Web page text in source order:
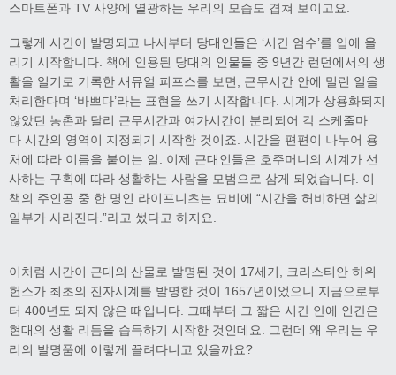
스마트폰과 TV 사양에 열광하는 우리의 모습도 겹쳐 보이고요.
그렇게 시간이 발명되고 나서부터 당대인들은 ‘시간 엄수’를 입에 올
리기 시작합니다. 책에 인용된 당대의 인물들 중 9년간 런던에서의 생
활을 일기로 기록한 새뮤얼 피프스를 보면, 근무시간 안에 밀린 일을
처리한다며 ‘바쁘다’라는 표현을 쓰기 시작합니다. 시계가 상용화되지
않았던 농촌과 달리 근무시간과 여가시간이 분리되어 각 스케줄마
다 시간의 영역이 지정되기 시작한 것이죠. 시간을 편편이 나누어 용
처에 따라 이름을 붙이는 일. 이제 근대인들은 호주머니의 시계가 선
사하는 구획에 따라 생활하는 사람을 모범으로 삼게 되었습니다. 이
책의 주인공 중 한 명인 라이프니츠는 묘비에 “시간을 허비하면 삶의
일부가 사라진다.”라고 썼다고 하지요.
이처럼 시간이 근대의 산물로 발명된 것이 17세기, 크리스티안 하위
헌스가 최초의 진자시계를 발명한 것이 1657년이었으니 지금으로부
터 400년도 되지 않은 때입니다. 그때부터 그 짧은 시간 안에 인간은
현대의 생활 리듬을 습득하기 시작한 것인데요. 그런데 왜 우리는 우
리의 발명품에 이렇게 끌려다니고 있을까요?